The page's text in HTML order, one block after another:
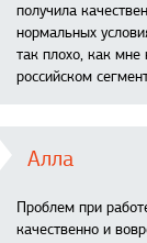
получила
нормальных
так плохо, как мне
российском
Алла
Проблем при
качественно и